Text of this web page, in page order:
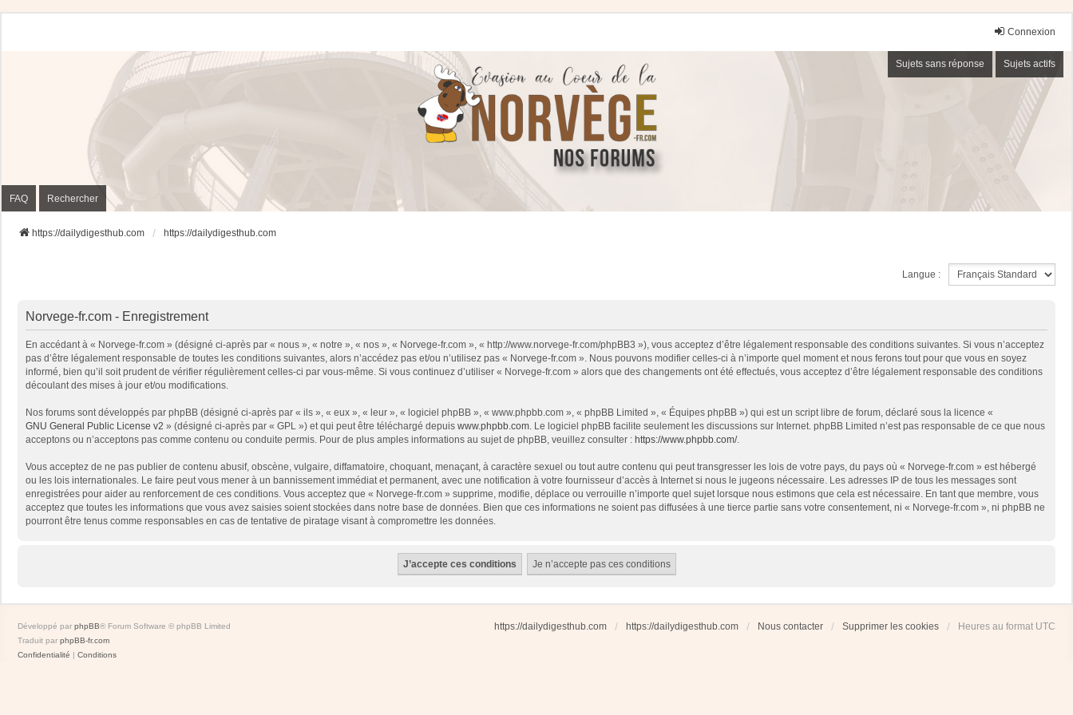
Connexion
Sujets sans réponse Sujets actifs
FAQ Rechercher
https://dailydigesthub.com https://dailydigesthub.com
Langue :
Norvege-fr.com - Enregistrement
En accédant à « Norvege-fr.com » (désigné ci-après par « nous », « notre », « nos », « Norvege-fr.com », « http://www.norvege-fr.com/phpBB3 »), vous acceptez d’être légalement responsable des conditions suivantes. Si vous n’acceptez
pas d’être légalement responsable de toutes les conditions suivantes, alors n’accédez pas et/ou n’utilisez pas « Norvege-fr.com ». Nous pouvons modifier celles-ci à n’importe quel moment et nous ferons tout pour que vous en soyez
informé, bien qu’il soit prudent de vérifier régulièrement celles-ci par vous-même. Si vous continuez d’utiliser « Norvege-fr.com » alors que des changements ont été effectués, vous acceptez d’être légalement responsable des conditions
découlant des mises à jour et/ou modifications.
Nos forums sont développés par phpBB (désigné ci-après par « ils », « eux », « leur », « logiciel phpBB », « www.phpbb.com », « phpBB Limited », « Équipes phpBB ») qui est un script libre de forum, déclaré sous la licence «
GNU General Public License v2 » (désigné ci-après par « GPL ») et qui peut être téléchargé depuis www.phpbb.com. Le logiciel phpBB facilite seulement les discussions sur Internet. phpBB Limited n’est pas responsable de ce que nous
acceptons ou n’acceptons pas comme contenu ou conduite permis. Pour de plus amples informations au sujet de phpBB, veuillez consulter : https://www.phpbb.com/.
Vous acceptez de ne pas publier de contenu abusif, obscène, vulgaire, diffamatoire, choquant, menaçant, à caractère sexuel ou tout autre contenu qui peut transgresser les lois de votre pays, du pays où « Norvege-fr.com » est hébergé
ou les lois internationales. Le faire peut vous mener à un bannissement immédiat et permanent, avec une notification à votre fournisseur d’accès à Internet si nous le jugeons nécessaire. Les adresses IP de tous les messages sont
enregistrées pour aider au renforcement de ces conditions. Vous acceptez que « Norvege-fr.com » supprime, modifie, déplace ou verrouille n’importe quel sujet lorsque nous estimons que cela est nécessaire. En tant que membre, vous
acceptez que toutes les informations que vous avez saisies soient stockées dans notre base de données. Bien que ces informations ne soient pas diffusées à une tierce partie sans votre consentement, ni « Norvege-fr.com », ni phpBB ne
pourront être tenus comme responsables en cas de tentative de piratage visant à compromettre les données.
https://dailydigesthub.com https://dailydigesthub.com Nous contacter Supprimer les cookies Heures au format UTC
Développé par phpBB® Forum Software © phpBB Limited
Traduit par phpBB-fr.com
Confidentialité | Conditions